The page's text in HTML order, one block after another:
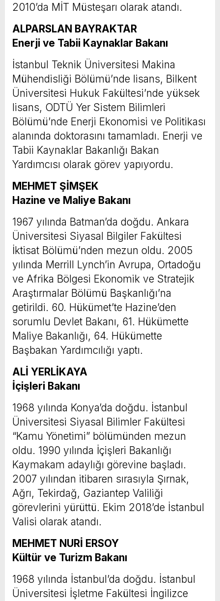
2010’da MİT Müsteşarı olarak atandı.
ALPARSLAN BAYRAKTAR
Enerji ve Tabii Kaynaklar Bakanı
İstanbul Teknik Üniversitesi Makina
Mühendisliği Bölümü’nde lisans, Bilkent
Üniversitesi Hukuk Fakültesi’nde yüksek
lisans, ODTÜ Yer Sistem Bilimleri
Bölümü’nde Enerji Ekonomisi ve Politikası
alanında doktorasını tamamladı. Enerji ve
Tabii Kaynaklar Bakanlığı Bakan
Yardımcısı olarak görev yapıyordu.
MEHMET ŞİMŞEK
Hazine ve Maliye Bakanı
1967 yılında Batman’da doğdu. Ankara
Üniversitesi Siyasal Bilgiler Fakültesi
İktisat Bölümü’nden mezun oldu. 2005
yılında Merrill Lynch’in Avrupa, Ortadoğu
ve Afrika Bölgesi Ekonomik ve Stratejik
Araştırmalar Bölümü Başkanlığı’na
getirildi. 60. Hükümet’te Hazine’den
sorumlu Devlet Bakanı, 61. Hükümette
Maliye Bakanlığı, 64. Hükümette
Başbakan Yardımcılığı yaptı.
ALİ YERLİKAYA
İçişleri Bakanı
1968 yılında Konya’da doğdu. İstanbul
Üniversitesi Siyasal Bilimler Fakültesi
“Kamu Yönetimi” bölümünden mezun
oldu. 1990 yılında İçişleri Bakanlığı
Kaymakam adaylığı görevine başladı.
2007 yılından itibaren sırasıyla Şırnak,
Ağrı, Tekirdağ, Gaziantep Valiliği
görevlerini yürüttü. Ekim 2018’de İstanbul
Valisi olarak atandı.
MEHMET NURİ ERSOY
Kültür ve Turizm Bakanı
1968 yılında İstanbul’da doğdu. İstanbul
Üniversitesi İşletme Fakültesi İngilizce